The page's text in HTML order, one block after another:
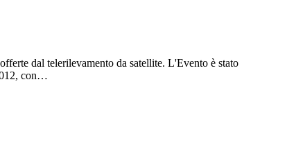
dal telerilevamento da satellite. L'Evento è stato
con…